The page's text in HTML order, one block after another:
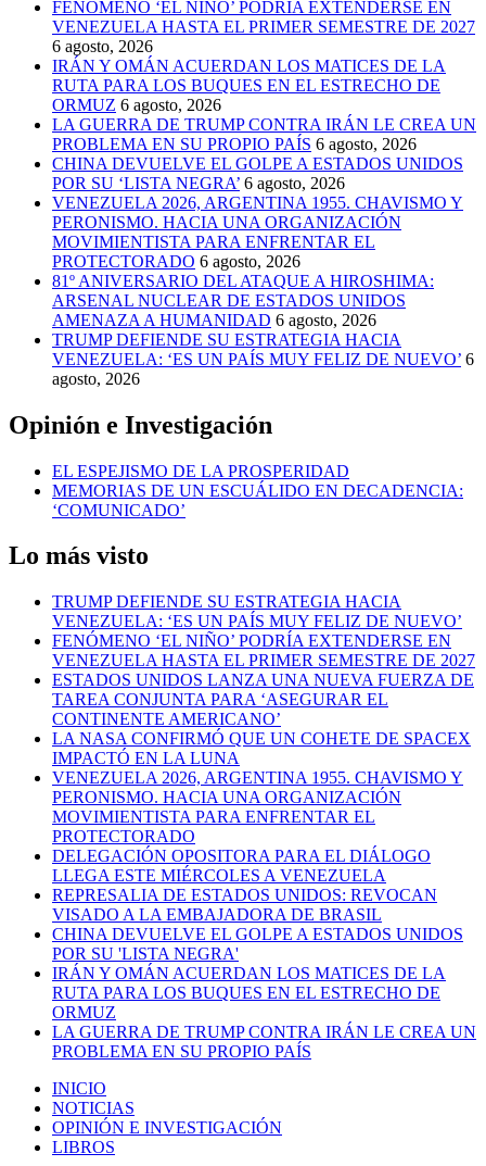
FENÓMENO ‘EL NIÑO’ PODRÍA EXTENDERSE EN
VENEZUELA HASTA EL PRIMER SEMESTRE DE 2027
6 agosto, 2026
IRÁN Y OMÁN ACUERDAN LOS MATICES DE LA
RUTA PARA LOS BUQUES EN EL ESTRECHO DE
ORMUZ 6 agosto, 2026
LA GUERRA DE TRUMP CONTRA IRÁN LE CREA UN
PROBLEMA EN SU PROPIO PAÍS 6 agosto, 2026
CHINA DEVUELVE EL GOLPE A ESTADOS UNIDOS
POR SU ‘LISTA NEGRA’ 6 agosto, 2026
VENEZUELA 2026, ARGENTINA 1955. CHAVISMO Y
PERONISMO. HACIA UNA ORGANIZACIÓN
MOVIMIENTISTA PARA ENFRENTAR EL
PROTECTORADO 6 agosto, 2026
81º ANIVERSARIO DEL ATAQUE A HIROSHIMA:
ARSENAL NUCLEAR DE ESTADOS UNIDOS
AMENAZA A HUMANIDAD 6 agosto, 2026
TRUMP DEFIENDE SU ESTRATEGIA HACIA
VENEZUELA: ‘ES UN PAÍS MUY FELIZ DE NUEVO’ 6
agosto, 2026
Opinión e Investigación
EL ESPEJISMO DE LA PROSPERIDAD
MEMORIAS DE UN ESCUÁLIDO EN DECADENCIA:
‘COMUNICADO’
Lo más visto
TRUMP DEFIENDE SU ESTRATEGIA HACIA
VENEZUELA: ‘ES UN PAÍS MUY FELIZ DE NUEVO’
FENÓMENO ‘EL NIÑO’ PODRÍA EXTENDERSE EN
VENEZUELA HASTA EL PRIMER SEMESTRE DE 2027
ESTADOS UNIDOS LANZA UNA NUEVA FUERZA DE
TAREA CONJUNTA PARA ‘ASEGURAR EL
CONTINENTE AMERICANO’
LA NASA CONFIRMÓ QUE UN COHETE DE SPACEX
IMPACTÓ EN LA LUNA
VENEZUELA 2026, ARGENTINA 1955. CHAVISMO Y
PERONISMO. HACIA UNA ORGANIZACIÓN
MOVIMIENTISTA PARA ENFRENTAR EL
PROTECTORADO
DELEGACIÓN OPOSITORA PARA EL DIÁLOGO
LLEGA ESTE MIÉRCOLES A VENEZUELA
REPRESALIA DE ESTADOS UNIDOS: REVOCAN
VISADO A LA EMBAJADORA DE BRASIL
CHINA DEVUELVE EL GOLPE A ESTADOS UNIDOS
POR SU 'LISTA NEGRA'
IRÁN Y OMÁN ACUERDAN LOS MATICES DE LA
RUTA PARA LOS BUQUES EN EL ESTRECHO DE
ORMUZ
LA GUERRA DE TRUMP CONTRA IRÁN LE CREA UN
PROBLEMA EN SU PROPIO PAÍS
INICIO
NOTICIAS
OPINIÓN E INVESTIGACIÓN
LIBROS